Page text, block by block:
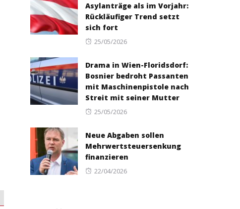
Asylanträge als im Vorjahr:
Rückläufiger Trend setzt
sich fort
Posted
25/05/2026
Drama in Wien-Floridsdorf:
Bosnier bedroht Passanten
mit Maschinenpistole nach
Streit mit seiner Mutter
Posted
25/05/2026
Neue Abgaben sollen
Mehrwertsteuersenkung
finanzieren
Posted
22/04/2026